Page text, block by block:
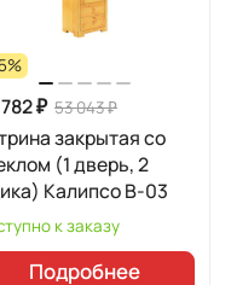
₽ 53 043 ₽
закрытая со
(1 дверь, 2
Калипсо B-03
к заказу
Подробнее